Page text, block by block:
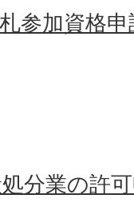
参加資格申
分業の許